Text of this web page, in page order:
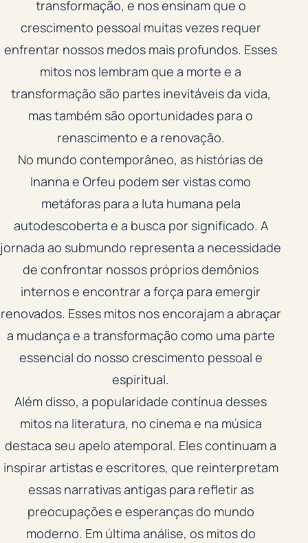
transformação, e nos ensinam que o
crescimento pessoal muitas vezes requer
enfrentar nossos medos mais profundos. Esses
mitos nos lembram que a morte e a
transformação são partes inevitáveis da vida,
mas também são oportunidades para o
renascimento e a renovação.
No mundo contemporâneo, as histórias de
Inanna e Orfeu podem ser vistas como
metáforas para a luta humana pela
autodescoberta e a busca por significado. A
jornada ao submundo representa a necessidade
de confrontar nossos próprios demônios
internos e encontrar a força para emergir
renovados. Esses mitos nos encorajam a abraçar
a mudança e a transformação como uma parte
essencial do nosso crescimento pessoal e
espiritual.
Além disso, a popularidade contínua desses
mitos na literatura, no cinema e na música
destaca seu apelo atemporal. Eles continuam a
inspirar artistas e escritores, que reinterpretam
essas narrativas antigas para refletir as
preocupações e esperanças do mundo
moderno. Em última análise, os mitos do